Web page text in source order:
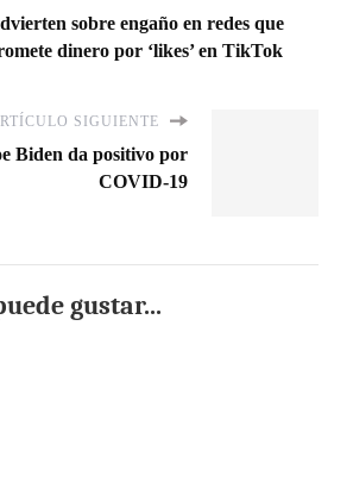
sobre engaño en redes que
dinero por ‘likes’ en TikTok
SIGUIENTE
Biden da positivo por
COVID-19
gustar...